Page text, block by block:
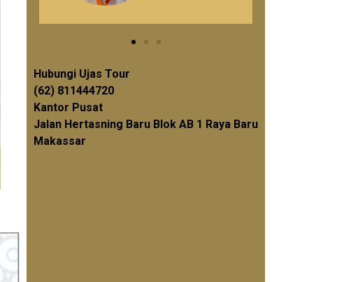
Hubungi Ujas Tour
(62) 811444720
Kantor Pusat
Jalan Hertasning Baru Blok AB 1 Raya Baru
Makassar